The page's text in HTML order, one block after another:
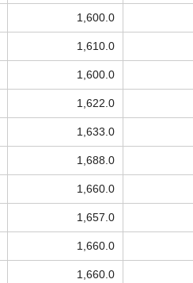
1,600.0
1,610.0
1,600.0
1,622.0
1,633.0
1,688.0
1,660.0
1,657.0
1,660.0
1,660.0